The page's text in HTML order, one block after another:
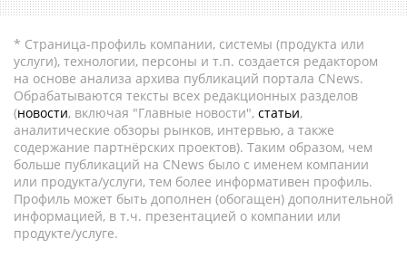
* Страница-профиль компании, системы (продукта или
услуги), технологии, персоны и т.п. создается редактором
на основе анализа архива публикаций портала CNews.
Обрабатываются тексты всех редакционных разделов
(новости, включая "Главные новости", статьи,
аналитические обзоры рынков, интервью, а также
содержание партнёрских проектов). Таким образом, чем
больше публикаций на CNews было с именем компании
или продукта/услуги, тем более информативен профиль.
Профиль может быть дополнен (обогащен) дополнительной
информацией, в т.ч. презентацией о компании или
продукте/услуге.